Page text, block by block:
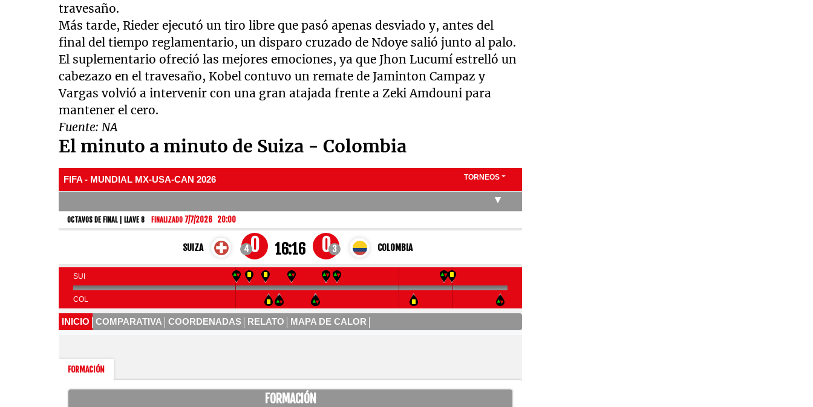
travesaño.
Más tarde, Rieder ejecutó un tiro libre que pasó apenas desviado y, antes del
final del tiempo reglamentario, un disparo cruzado de Ndoye salió junto al palo.
El suplementario ofreció las mejores emociones, ya que Jhon Lucumí estrelló un
cabezazo en el travesaño, Kobel contuvo un remate de Jaminton Campaz y
Vargas volvió a intervenir con una gran atajada frente a Zeki Amdouni para
mantener el cero.
Fuente: NA
El minuto a minuto de Suiza - Colombia